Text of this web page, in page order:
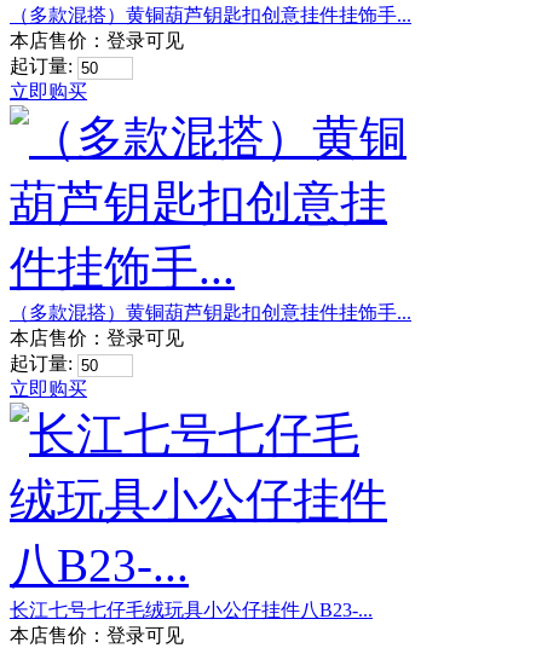
（多款混搭）黄铜葫芦钥匙扣创意挂件挂饰手...
本店售价： 登录可见
起订量:
立即购买
（多款混搭）黄铜葫芦钥匙扣创意挂件挂饰手...
本店售价： 登录可见
起订量:
立即购买
长江七号七仔毛绒玩具小公仔挂件八B23-...
本店售价： 登录可见